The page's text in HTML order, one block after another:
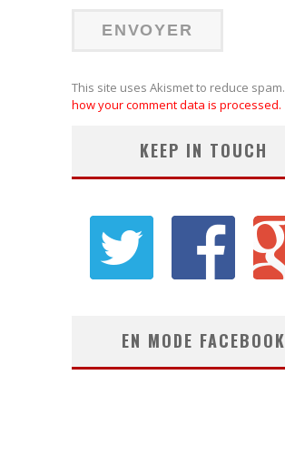
This site uses Akismet to reduce spam.
how your comment data is processed.
KEEP IN TOUCH
EN MODE FACEBOOK